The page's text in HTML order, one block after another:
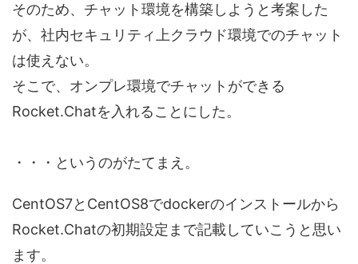
そのため、チャット環境を構築しようと考案した
が、社内セキュリティ上クラウド環境でのチャット
は使えない。
そこで、オンプレ環境でチャットができる
Rocket.Chatを入れることにした。
・・・というのがたてまえ。
CentOS7とCentOS8でdockerのインストールから
Rocket.Chatの初期設定まで記載していこうと思い
ます。